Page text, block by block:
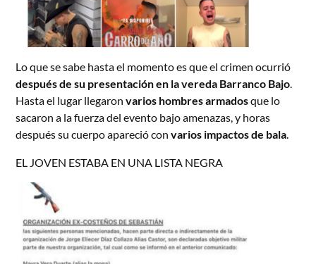
Lo que se sabe hasta el momento es que el crimen ocurrió
después de su presentación en la vereda Barranco Bajo.
Hasta el lugar llegaronvarios hombres armadosque lo
sacaron a la fuerza del evento bajo amenazas, y horas
después su cuerpo apareció convarios impactos de bala.
EL JOVEN ESTABA EN UNA LISTA NEGRA